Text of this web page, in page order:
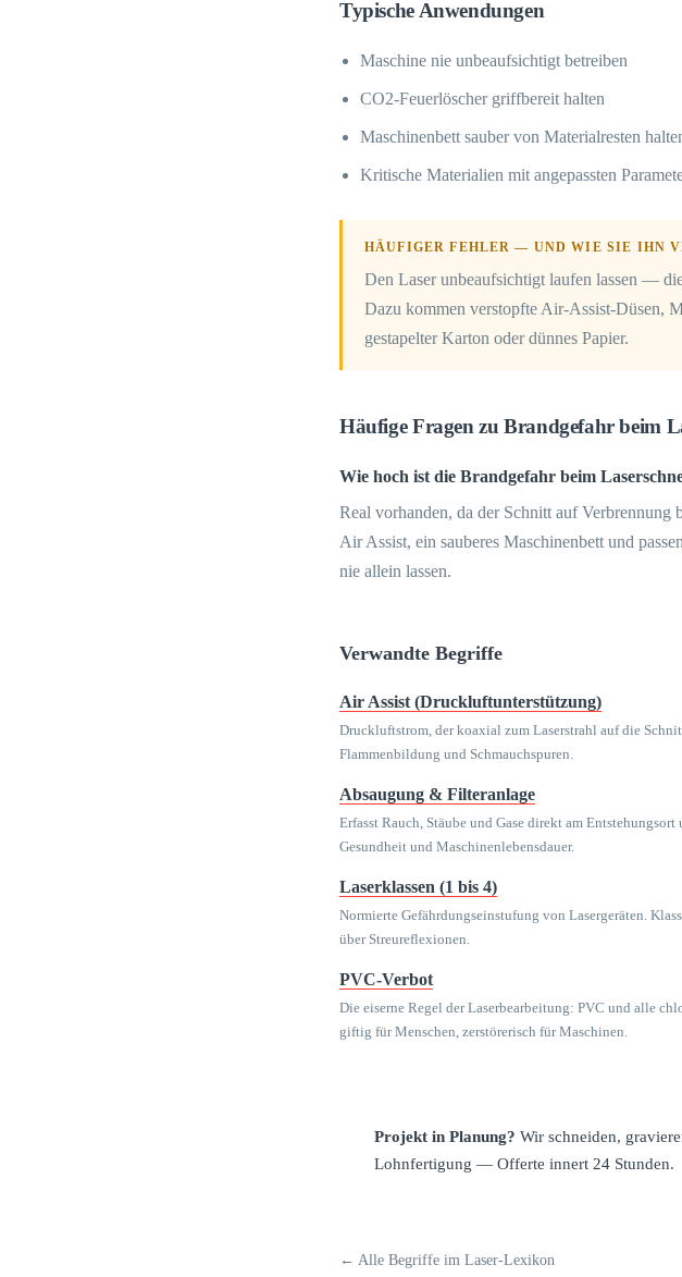
Typische Anwendungen
Maschine nie unbeaufsichtigt betreiben
CO2-Feuerlöscher griffbereit halten
Maschinenbett sauber von Materialresten
Kritische Materialien mit angepassten
HÄUFIGER FEHLER — UND WIE SIE IHN
Den Laser unbeaufsichtigt laufen lassen —
Dazu kommen verstopfte Air-Assist-Düsen,
gestapelter Karton oder dünnes Papier.
Häufige Fragen zu Brandgefahr beim
Wie hoch ist die Brandgefahr beim
Real vorhanden, da der Schnitt auf
Air Assist, ein sauberes Maschinenbett und
nie allein lassen.
Verwandte Begriffe
Air Assist (Druckluftunterstützung)
Druckluftstrom, der koaxial zum Laserstrahl auf die
Flammenbildung und Schmauchspuren.
Absaugung & Filteranlage
Erfasst Rauch, Stäube und Gase direkt am
Gesundheit und Maschinenlebensdauer.
Laserklassen (1 bis 4)
Normierte Gefährdungseinstufung von Lasergeräten.
über Streureflexionen.
PVC-Verbot
Die eiserne Regel der Laserbearbeitung: PVC und alle
giftig für Menschen, zerstörerisch für Maschinen.
Projekt in Planung? Wir schneiden,
Lohnfertigung — Offerte innert 24 Stunden.
← Alle Begriffe im Laser-Lexikon